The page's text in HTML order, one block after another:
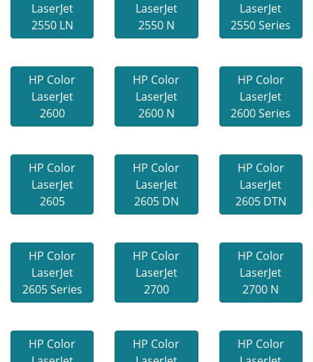
LaserJet
2550 LN
LaserJet
2550 N
LaserJet
2550 Series
HP Color
LaserJet
2600
HP Color
LaserJet
2600 N
HP Color
LaserJet
2600 Series
HP Color
LaserJet
2605
HP Color
LaserJet
2605 DN
HP Color
LaserJet
2605 DTN
HP Color
LaserJet
2605 Series
HP Color
LaserJet
2700
HP Color
LaserJet
2700 N
HP Color
HP Color
HP Color